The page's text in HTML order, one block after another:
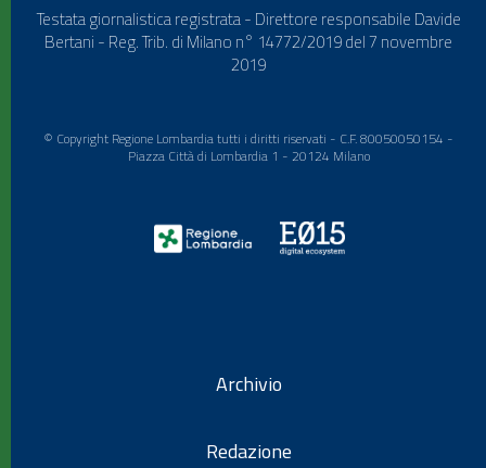
Testata giornalistica registrata - Direttore responsabile Davide
Bertani - Reg. Trib. di Milano n° 14772/2019 del 7 novembre
2019
© Copyright Regione Lombardia tutti i diritti riservati - C.F. 80050050154 -
Piazza Città di Lombardia 1 - 20124 Milano
Archivio
Redazione